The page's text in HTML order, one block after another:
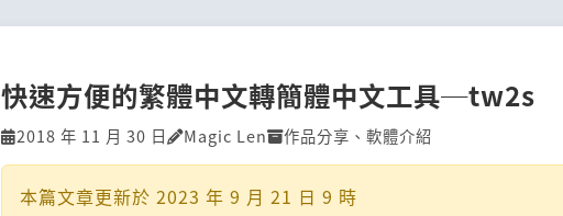
快速方便的繁體中文轉簡體中文工具─tw2s
2018 年 11 月 30 日 Magic Len 作品分享 、 軟體介紹
本篇文章更新於 2023 年 9 月 21 日 9 時